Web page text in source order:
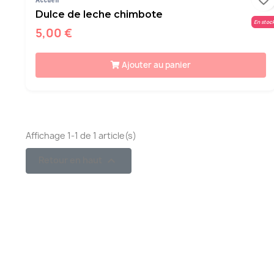
Dulce de leche chimbote
5,00 €
En
Ajouter au panier
Affichage 1-1 de 1 article(s)